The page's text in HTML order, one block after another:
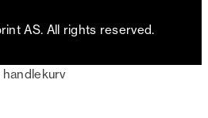
AS. All rights reserved.